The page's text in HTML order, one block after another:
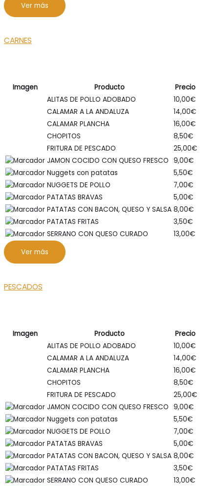
Ver más
CARNES
Imagen Producto
Precio
ALITAS DE POLLO ADOBADO
10,00€
CALAMAR A LA ANDALUZA
14,00€
CALAMAR PLANCHA
16,00€
CHOPITOS
8,50€
FRITURA DE PESCADO
25,00€
JAMON COCIDO CON QUESO FRESCO 9,00€
Nuggets con patatas
5,50€
NUGGETS DE POLLO
7,00€
PATATAS BRAVAS
5,00€
PATATAS CON BACON, QUESO Y SALSA 8,00€
PATATAS FRITAS
3,50€
SERRANO CON QUESO CURADO
13,00€
Ver más
PESCADOS
Imagen Producto
Precio
ALITAS DE POLLO ADOBADO
10,00€
CALAMAR A LA ANDALUZA
14,00€
CALAMAR PLANCHA
16,00€
CHOPITOS
8,50€
FRITURA DE PESCADO
25,00€
JAMON COCIDO CON QUESO FRESCO 9,00€
Nuggets con patatas
5,50€
NUGGETS DE POLLO
7,00€
PATATAS BRAVAS
5,00€
PATATAS CON BACON, QUESO Y SALSA 8,00€
PATATAS FRITAS
3,50€
SERRANO CON QUESO CURADO
13,00€